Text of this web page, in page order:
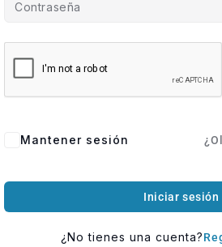
Mantener sesión
Iniciar sesión
¿No tienes una cuenta?